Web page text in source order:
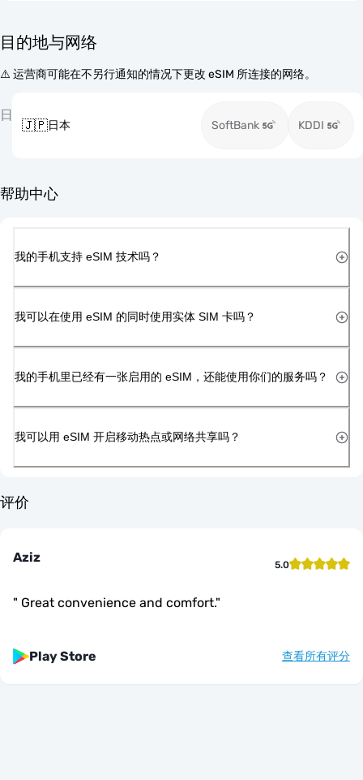
目的地与网络
⚠️ 运营商可能在不另行通知的情况下更改 eSIM 所连接的网络。
日
🇯🇵日本 SoftBank KDDI
帮助中心
我的手机支持 eSIM 技术吗？
我可以在使用 eSIM 的同时使用实体 SIM 卡吗？
我的手机里已经有一张启用的 eSIM，还能使用你们的服务吗？
我可以用 eSIM 开启移动热点或网络共享吗？
评价
Aziz 5.0
" Great convenience and comfort."
Play Store 查看所有评分